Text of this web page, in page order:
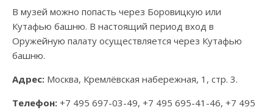
В музей можно попасть через Боровицкую или
Кутафью башню. В настоящий период вход в
Оружейную палату осуществляется через Кутафью
башню.
Адрес: Москва, Кремлёвская набережная, 1, стр. 3.
Телефон: +7 495 697-03-49, +7 495 695-41-46, +7 495